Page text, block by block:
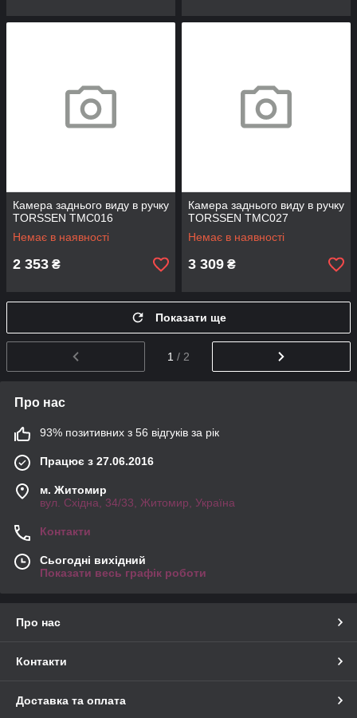
Камера заднього виду в ручку
TORSSEN TMC016
Немає в наявності
2 353 ₴
Камера заднього виду в ручку
TORSSEN TMC027
Немає в наявності
3 309 ₴
Показати ще
1 / 2
Про нас
93% позитивних з 56 відгуків за рік
Працює з 27.06.2016
м. Житомир
вул. Східна, 34/33, Житомир, Україна
Контакти
Сьогодні вихідний
Показати весь графік роботи
Про нас
Контакти
Доставка та оплата